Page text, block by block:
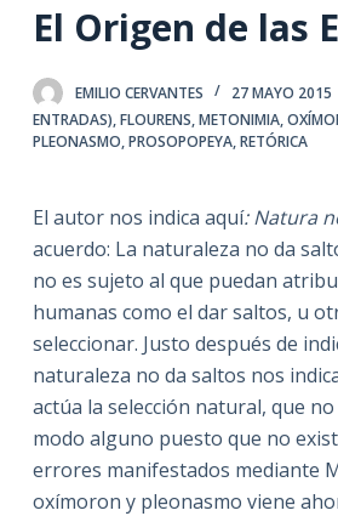
o
El Origen de las
EMILIO CERVANTES 27 MAYO 2015
ENTRADAS),FLOURENS,METONIMIA,
PLEONASMO,PROSOPOPEYA,RETÓRICA
El autor nos indica aquí: Natura
acuerdo: La naturaleza no da
no es sujeto al que puedan
humanas como el dar saltos, u
seleccionar. Justo después de
naturaleza no da saltos nos
actúa la selección natural, que
modo alguno puesto que no
errores manifestados mediante
oxímoron y pleonasmo viene